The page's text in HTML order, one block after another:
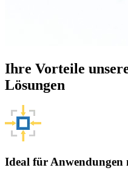
Ihre Vorteile
Lösungen
Ideal für Anwendungen